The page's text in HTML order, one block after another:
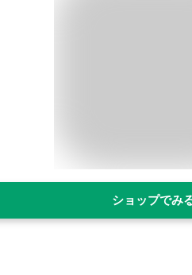
ショップでみ